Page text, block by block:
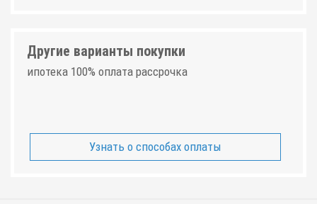
Другие варианты покупки
ипотека 100% оплата рассрочка
Узнать о способах оплаты